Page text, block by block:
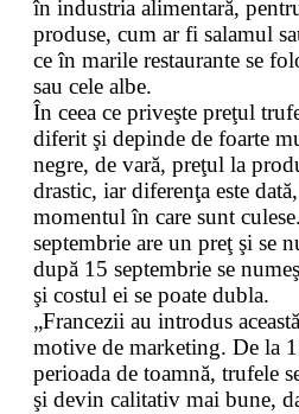
în industria alimentară,
produse, cum ar fi salamul
ce în marile restaurante se
sau cele albe.
În ceea ce priveşte preţul
diferit şi depinde de foarte
negre, de vară, preţul la
drastic, iar diferenţa este
momentul în care sunt
septembrie are un preţ şi se
după 15 septembrie se
şi costul ei se poate dubla.
„Francezii au introdus
motive de marketing. De la
perioada de toamnă, trufele
şi devin calitativ mai bune,